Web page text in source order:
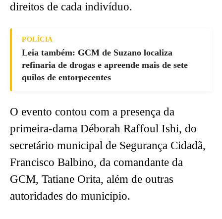
direitos de cada indivíduo.
POLÍCIA
Leia também: GCM de Suzano localiza
refinaria de drogas e apreende mais de sete
quilos de entorpecentes
O evento contou com a presença da
primeira-dama Déborah Raffoul Ishi, do
secretário municipal de Segurança Cidadã,
Francisco Balbino, da comandante da
GCM, Tatiane Orita, além de outras
autoridades do município.